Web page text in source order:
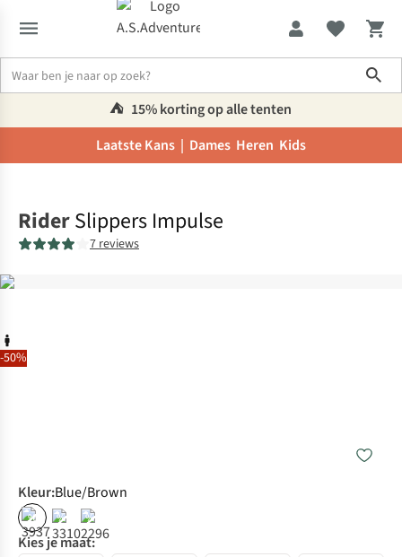
⛺️ 15% korting op alle tenten
Laatste Kans | Dames Heren Kids
-50%
RiderSlippers Impulse
7 reviews
Kleur:Blue/Brown
% % %
Kies je maat: